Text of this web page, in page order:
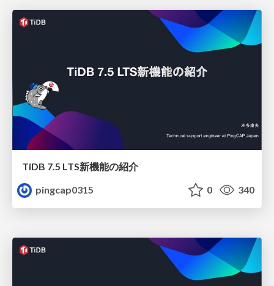
TiDB 7.5 LTS新機能の紹介
pingcap0315
0 340